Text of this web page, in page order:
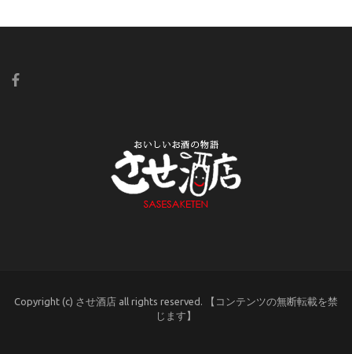
Copyright (c) させ酒店 all rights reserved. 【コンテンツの無断転載を禁
じます】